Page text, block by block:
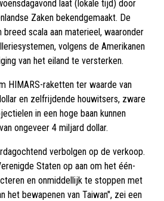
laat (lokale tijd) door
Zaken bekendgemaakt. De
scala aan materieel, waaronder
volgens de Amerikanen
van het eiland te versterken.
HIMARS-raketten ter waarde van
en zelfrijdende houwitsers, zware
in een hoge baan kunnen
ongeveer 4 miljard dollar.
verbolgen op de verkoop.
Staten op aan om het één-
en onmiddellijk te stoppen met
het bewapenen van Taiwan", zei een